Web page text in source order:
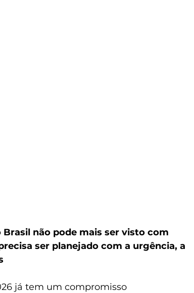
não pode mais ser visto com
ser planejado com a urgência, a
já tem um compromisso